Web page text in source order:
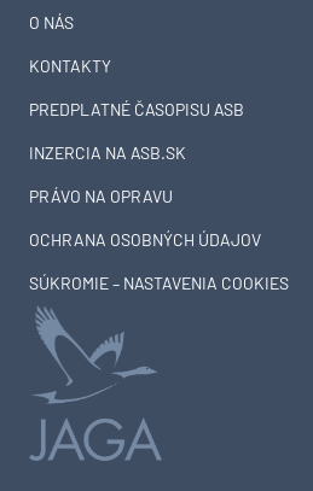
O NÁS
KONTAKTY
PREDPLATNÉ ČASOPISU ASB
INZERCIA NA ASB.SK
PRÁVO NA OPRAVU
OCHRANA OSOBNÝCH ÚDAJOV
SÚKROMIE – NASTAVENIA COOKIES